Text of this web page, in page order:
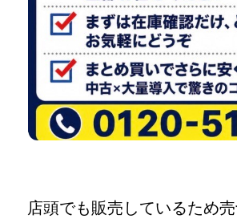
店頭でも販売しているため